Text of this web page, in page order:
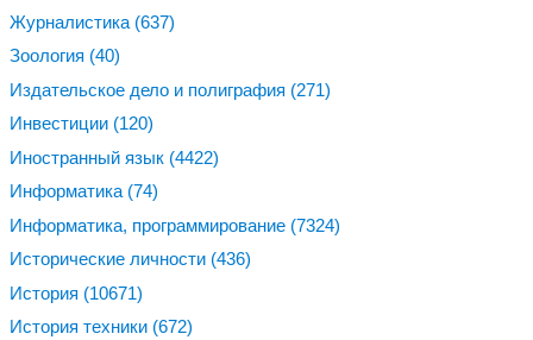
Журналистика (637)
Зоология (40)
Издательское дело и полиграфия (271)
Инвестиции (120)
Иностранный язык (4422)
Информатика (74)
Информатика, программирование (7324)
Исторические личности (436)
История (10671)
История техники (672)